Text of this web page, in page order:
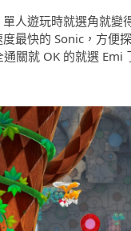
人遊玩時就選角就變
最快的 Sonic，方便
關就 OK 的就選 Emi